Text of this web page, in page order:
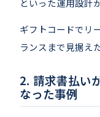
といった運用設計
ギフトコードでリ
ランスまで見据え
請求書払い
なった事例